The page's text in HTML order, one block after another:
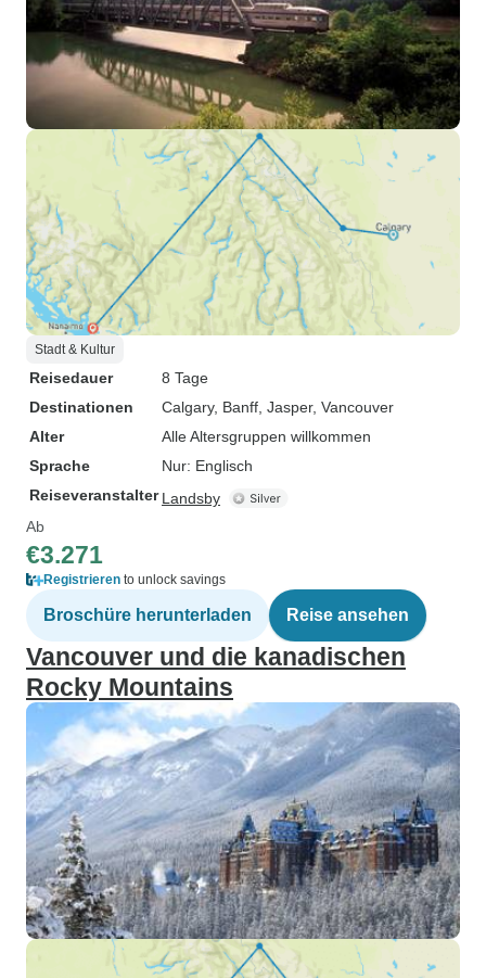
Stadt & Kultur
Reisedauer
8 Tage
Destinationen
Calgary, Banff , Jasper, Vancouver
Alter
Alle Altersgruppen willkommen
Sprache
Nur: Englisch
Reiseveranstalter Landsby
Ab
€3.271
Registrieren to unlock savings
Broschüre herunterladen Reise ansehen
Vancouver und die kanadischen
Rocky Mountains